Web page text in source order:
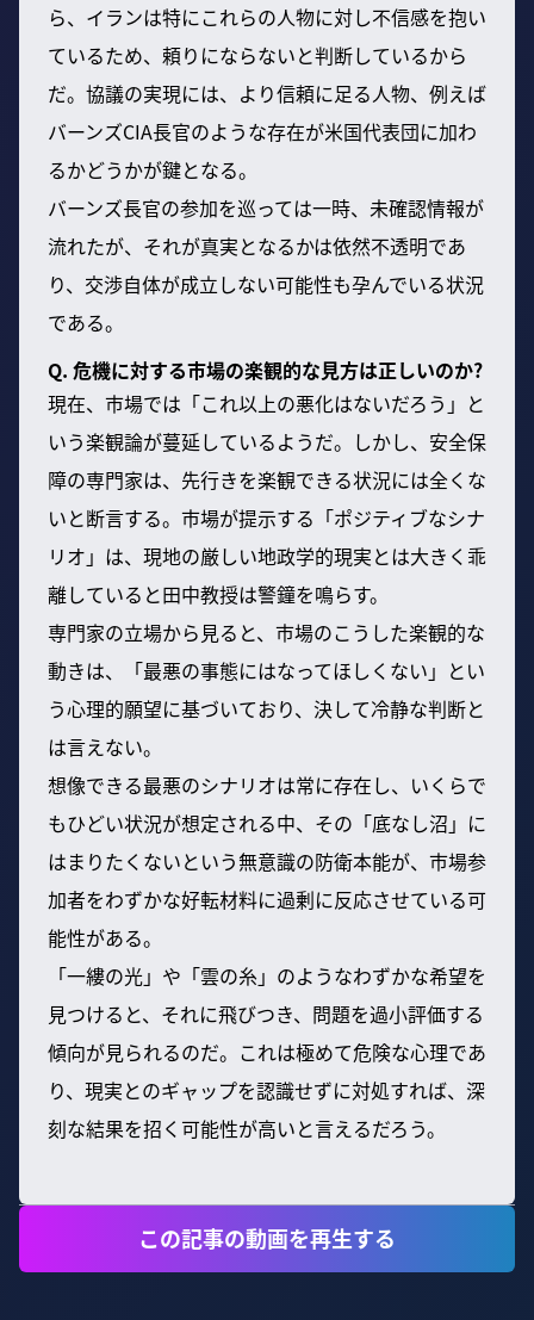
ら、イランは特にこれらの人物に対し不信感を抱い
ているため、頼りにならないと判断しているから
だ。協議の実現には、より信頼に足る人物、例えば
バーンズCIA長官のような存在が米国代表団に加わ
るかどうかが鍵となる。
バーンズ長官の参加を巡っては一時、未確認情報が
流れたが、それが真実となるかは依然不透明であ
り、交渉自体が成立しない可能性も孕んでいる状況
である。
Q. 危機に対する市場の楽観的な見方は正しいのか?
現在、市場では「これ以上の悪化はないだろう」と
いう楽観論が蔓延しているようだ。しかし、安全保
障の専門家は、先行きを楽観できる状況には全くな
いと断言する。市場が提示する「ポジティブなシナ
リオ」は、現地の厳しい地政学的現実とは大きく乖
離していると田中教授は警鐘を鳴らす。
専門家の立場から見ると、市場のこうした楽観的な
動きは、「最悪の事態にはなってほしくない」とい
う心理的願望に基づいており、決して冷静な判断と
は言えない。
想像できる最悪のシナリオは常に存在し、いくらで
もひどい状況が想定される中、その「底なし沼」に
はまりたくないという無意識の防衛本能が、市場参
加者をわずかな好転材料に過剰に反応させている可
能性がある。
「一縷の光」や「雲の糸」のようなわずかな希望を
見つけると、それに飛びつき、問題を過小評価する
傾向が見られるのだ。これは極めて危険な心理であ
り、現実とのギャップを認識せずに対処すれば、深
刻な結果を招く可能性が高いと言えるだろう。
この記事の動画を再生する